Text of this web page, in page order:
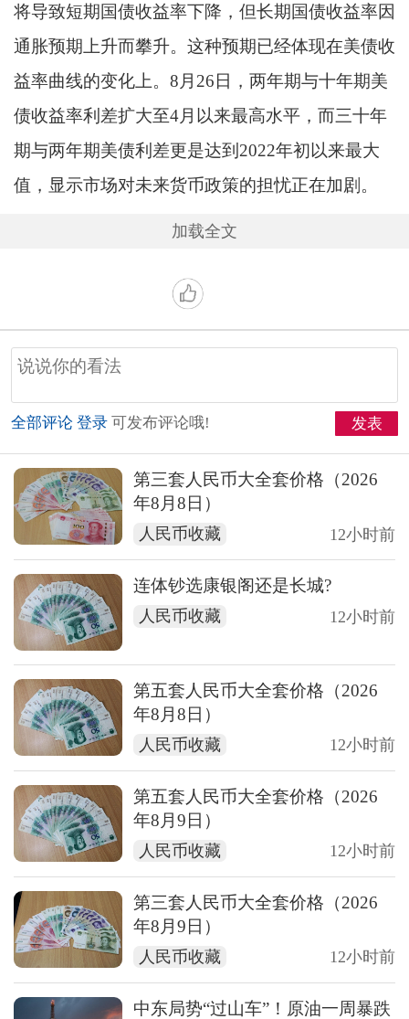
将导致短期国债收益率下降，但长期国债收益率因
通胀预期上升而攀升。这种预期已经体现在美债收
益率曲线的变化上。8月26日，两年期与十年期美
债收益率利差扩大至4月以来最高水平，而三十年
期与两年期美债利差更是达到2022年初以来最大
值，显示市场对未来货币政策的担忧正在加剧。
加载全文
全部评论 登录 可发布评论哦! 发表
第三套人民币大全套价格（2026
年8月8日）
人民币收藏 12小时前
连体钞选康银阁还是长城?
人民币收藏 12小时前
第五套人民币大全套价格（2026
年8月8日）
人民币收藏 12小时前
第五套人民币大全套价格（2026
年8月9日）
人民币收藏 12小时前
第三套人民币大全套价格（2026
年8月9日）
人民币收藏 12小时前
中东局势“过山车”！原油一周暴跌